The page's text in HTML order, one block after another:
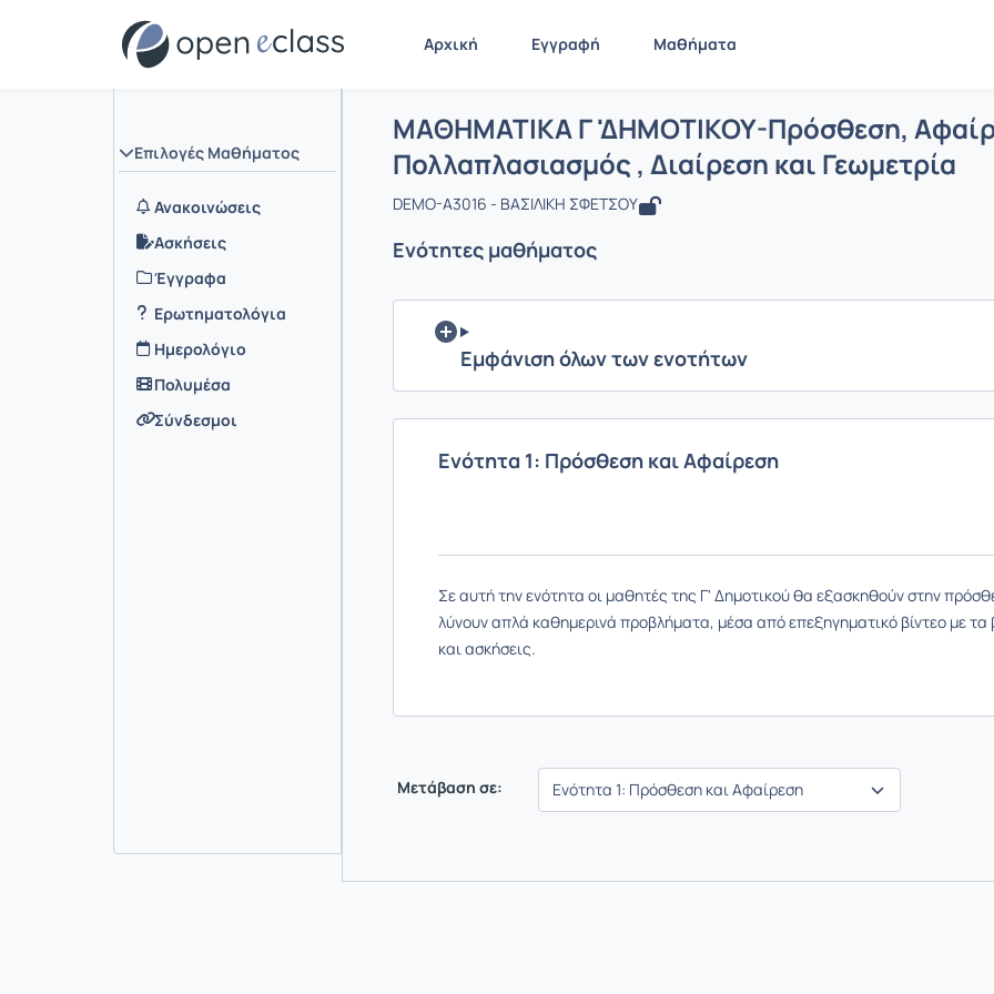
Αρχική Εγγραφή Μαθήματα
Επιλογές Μαθήματος
Ανακοινώσεις
Ασκήσεις
Έγγραφα
Ερωτηματολόγια
Ημερολόγιο
Πολυμέσα
Σύνδεσμοι
Μάθημα : ΜΑΘΗΜΑΤΙΚΑ Γ 'ΔΗΜΟΤΙΚΟΥ-
ΜΑΘΗΜΑΤΙΚΑ Γ 'ΔΗΜΟΤΙΚΟΥ-Πρόσθεση,
Πολλαπλασιασμός , Διαίρεση και Γεωμετρία
DEMO-A3016 - ΒΑΣΙΛΙΚΗ ΣΦΕΤΣΟΥ
Ενότητες μαθήματος
Εμφάνιση όλων των ενοτήτων
Ενότητα 1: Πρόσθεση και Αφαίρεση
Σε αυτή την ενότητα οι μαθητές της Γ' Δημοτικού θα εξασκηθούν στην
λύνουν απλά καθημερινά προβλήματα, μέσα από επεξηγηματικό βίντεο με
και ασκήσεις.
Μετάβαση σε: